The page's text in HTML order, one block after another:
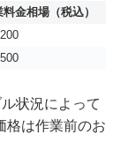
金相場（税込）
状況によって
格は作業前のお